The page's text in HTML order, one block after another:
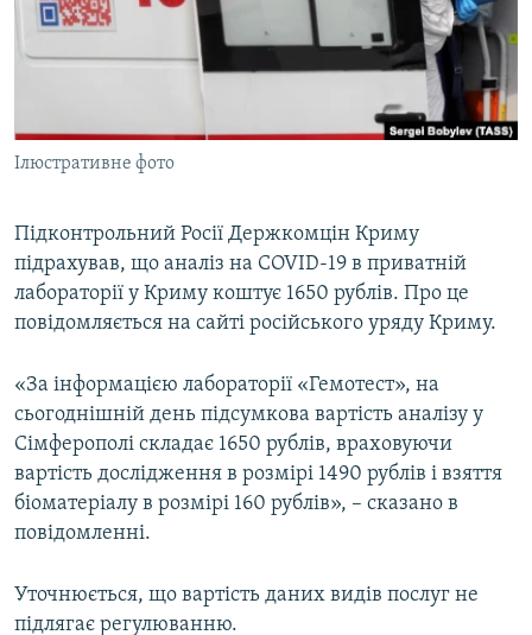
УКРАЇНСЬКА ПРОБЛЕМА КРИМУ
ІНФОГРАФІКА
Русский
ДОЛУЧАЙСЯ!
Усі сайти RFE/RL
Ілюстративне фото
Підконтрольний Росії Держкомцін Криму
підрахував, що аналіз на COVID-19 в приватній
лабораторії у Криму коштує 1650 рублів. Про це
повідомляється на сайті російського уряду Криму.
«За інформацією лабораторії «Гемотест», на
сьогоднішній день підсумкова вартість аналізу у
Сімферополі складає 1650 рублів, враховуючи
вартість дослідження в розмірі 1490 рублів і взяття
біоматеріалу в розмірі 160 рублів», – сказано в
повідомленні.
Уточнюється, що вартість даних видів послуг не
підлягає регулюванню.